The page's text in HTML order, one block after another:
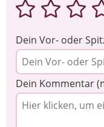
Dein Vor- oder
Dein Kommentar